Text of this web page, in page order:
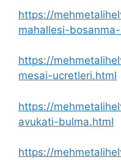
https://
mahallesi-
https://
mesai-ucretleri.html
https://
avukati-bulma.html
https://